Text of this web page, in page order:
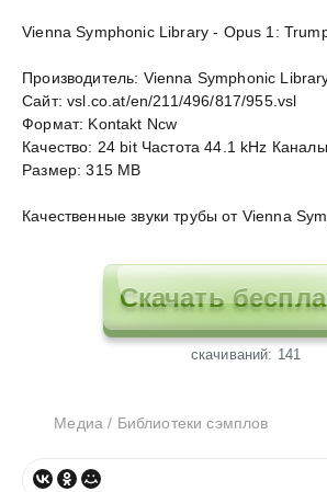
Vienna Symphonic Library - Opus 1:
Производитель: Vienna Symphonic
Сайт: vsl.co.at/en/211/496/817/955.vsl
Формат: Kontakt Ncw
Качество: 24 bit Частота 44.1 kHz
Размер: 315 MB
Качественные звуки трубы от Vienna
Скачать
cкачиваний: 141
Медиа / Библиотеки сэмплов